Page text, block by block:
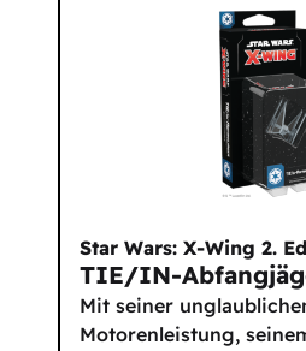
Star Wars: X-Wing 2.
TIE/IN-
Mit seiner
Motorenleistung,